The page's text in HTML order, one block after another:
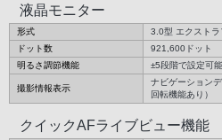
液晶モニター
形式
3.0型 エクスト
ドット数
921,600ドット
明るさ調節機能
±5段階で設定可能
撮影情報表示
ナビゲーション
回転機能あり）
クイックAFライブビュー機能